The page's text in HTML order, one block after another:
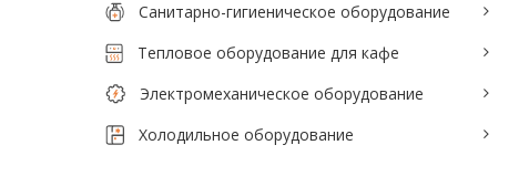
Санитарно-гигиеническое оборудование
Тепловое оборудование для кафе
Электромеханическое оборудование
Холодильное оборудование